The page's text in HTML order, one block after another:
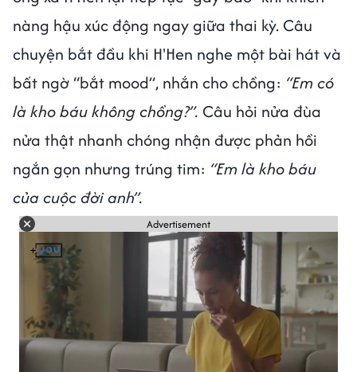
nàng hậu xúc động ngay giữa thai kỳ. Câu
chuyện bắt đầu khi H'Hen nghe một bài hát và
bất ngờ “bắt mood”, nhắn cho chồng: “Em có
là kho báu không chồng?”. Câu hỏi nửa đùa
nửa thật nhanh chóng nhận được phản hồi
ngắn gọn nhưng trúng tim: “Em là kho báu
của cuộc đời anh”.
Advertisement